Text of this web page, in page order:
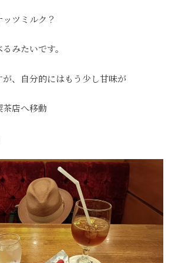
ツミルク？
みたいです。
、自分的にはもう少し甘味が
店へ移動